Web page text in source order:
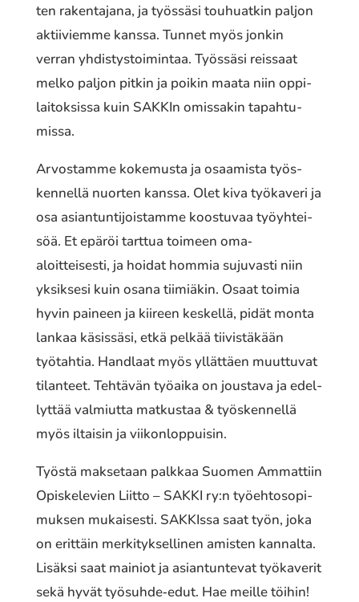
ten raken­ta­ja­na, ja työs­sä­si touhuat­kin paljon
aktii­viem­me kanssa. Tunnet myös jonkin
verran yhdis­tys­toi­min­taa. Työssäsi reis­saat
melko paljon pitkin ja poikin maata niin oppi­
lai­tok­sis­sa kuin SAKKIn omis­sa­kin tapah­tu­
mis­sa.
Arvostamme koke­mus­ta ja osaa­mis­ta työs­
ken­nel­lä nuorten kanssa. Olet kiva työka­ve­ri ja
osa asian­tun­ti­jois­tam­me koos­tu­vaa työyh­tei­
söä. Et epäröi tarttua toimeen oma‐
aloitteisesti, ja hoidat hommia suju­vas­ti niin
yksik­se­si kuin osana tiimiä­kin. Osaat toimia
hyvin paineen ja kiireen keskel­lä, pidät monta
lankaa käsis­sä­si, etkä pelkää tiivis­tä­kään
työtah­tia. Handlaat myös yllät­täen muut­tu­vat
tilan­teet. Tehtävän työaika on jous­ta­va ja edel­
lyt­tää valmiut­ta matkus­taa & työs­ken­nel­lä
myös iltai­sin ja viikon­lop­pui­sin.
Työstä makse­taan palkkaa Suomen Ammattiin
Opiskelevien Liitto – SAKKI ry:n työeh­to­so­pi­
muk­sen mukai­ses­ti. SAKKIssa saat työn, joka
on erit­täin merki­tyk­sel­li­nen amisten kannal­ta.
Lisäksi saat mainiot ja asian­tun­te­vat työka­ve­rit
sekä hyvät työsuhde‐edut. Hae meille töihin!